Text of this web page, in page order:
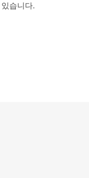
습니다.